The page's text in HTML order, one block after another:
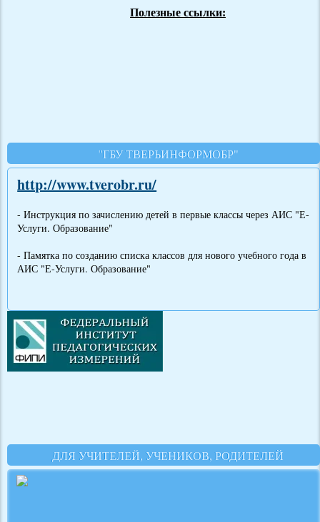
Полезные ссылки:
"ГБУ ТВЕРЬИНФОРМОБР"
http://www.tverobr.ru/
- Инструкция по зачислению детей в первые классы через АИС "Е-
Услуги. Образование"
- Памятка по созданию списка классов для нового учебного года в
АИС "Е-Услуги. Образование"
ДЛЯ УЧИТЕЛЕЙ, УЧЕНИКОВ, РОДИТЕЛЕЙ